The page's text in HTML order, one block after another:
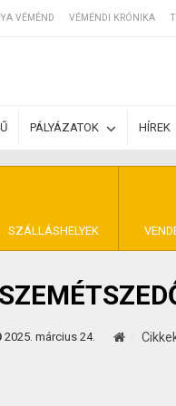
VÉMÉND VÉMÉNDI KRÓNIKA
PÁLYÁZATOK HÍREK
SZÁLLÁSHELYEK
2025. március 24.